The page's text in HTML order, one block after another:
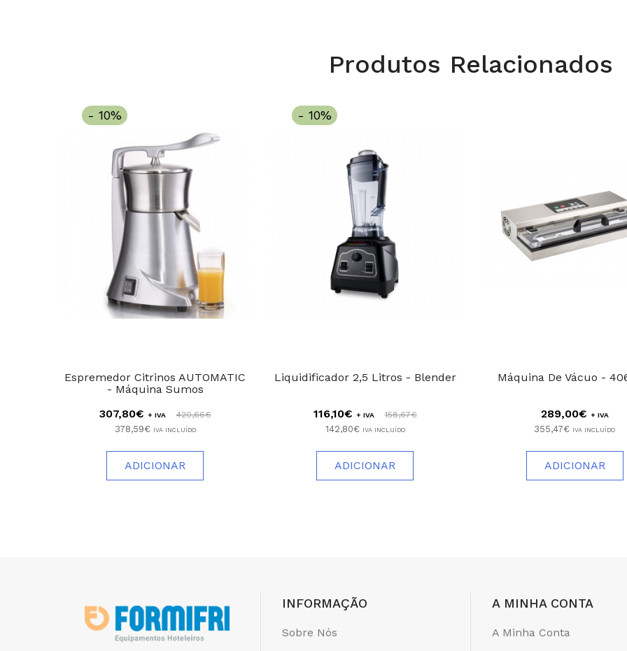
Produtos Relacionados
- 10%
Espremedor Citrinos AUTOMATIC
- Máquina Sumos
307,80€ + IVA 420,66€
378,59€ IVA INCLUÍDO
ADICIONAR
- 10%
Liquidificador 2,5 Litros - Blender
116,10€ + IVA 158,67€
142,80€ IVA INCLUÍDO
ADICIONAR
Máquina De Vácuo -
289,00€ + IVA
355,47€ IVA INCLUÍDO
ADICIONAR
INFORMAÇÃO
Sobre Nós
A MINHA CONTA
A Minha Conta